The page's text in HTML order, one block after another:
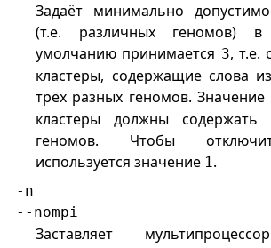
Задаёт минимально
(т.е. различных геномов) в
умолчанию принимается 3, т.е.
кластеры, содержащие слова
трёх разных геномов. Значение
кластеры должны
геномов. Чтобы
используется значение 1.
-n
--nompi
Заставляет